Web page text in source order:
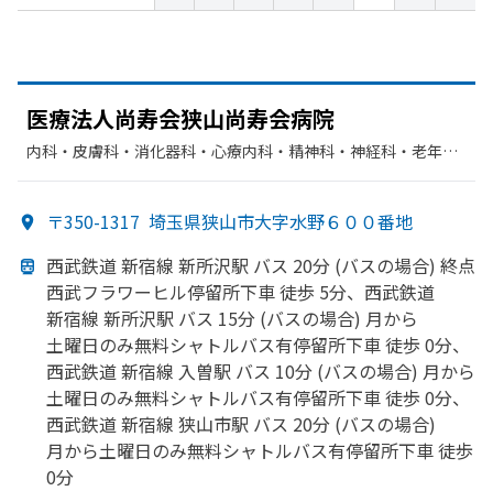
医療法人尚寿会狭山尚寿会病院
内科・​皮膚科・​消化器科・​心療内科・​精神科・神経科・​老年内
〒350-1317 埼玉県狭山市大字水野６００番地
西武鉄道 新宿線 新所沢駅 バス 20分 (バスの場合) 終点
西武フラワーヒル停留所下車 徒歩 5分、 西武鉄道
新宿線 新所沢駅 バス 15分 (バスの場合) 月から
土曜日のみ無料シャトルバス有停留所下車 徒歩 0分、
西武鉄道 新宿線 入曽駅 バス 10分 (バスの場合) 月から
土曜日のみ無料シャトルバス有停留所下車 徒歩 0分、
西武鉄道 新宿線 狭山市駅 バス 20分 (バスの場合)
月から土曜日のみ無料シャトルバス有停留所下車 徒歩
0分